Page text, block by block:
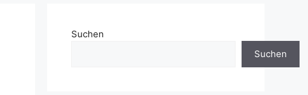
Suchen
Suchen